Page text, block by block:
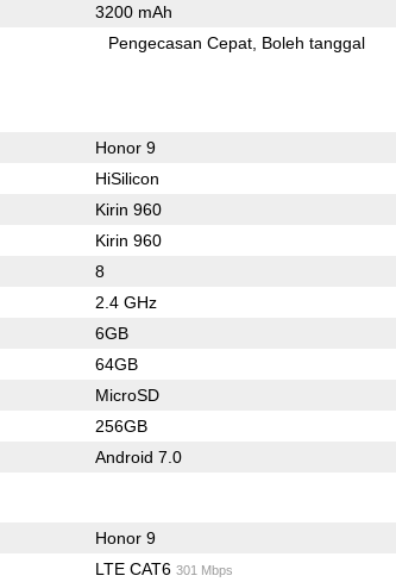
3200 mAh
Pengecasan Cepat Boleh tanggal
Honor 9
HiSilicon
Kirin 960
Kirin 960
8
2.4 GHz
6GB
64GB
MicroSD
256GB
Android 7.0
Honor 9
LTE CAT6 301 Mbps